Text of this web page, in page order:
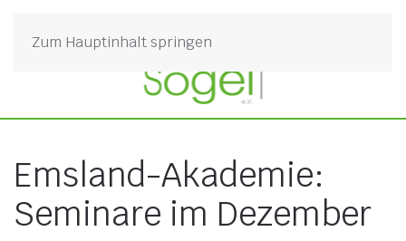
Zum Hauptinhalt springen
Emsland-Akademie:
Seminare im Dezember